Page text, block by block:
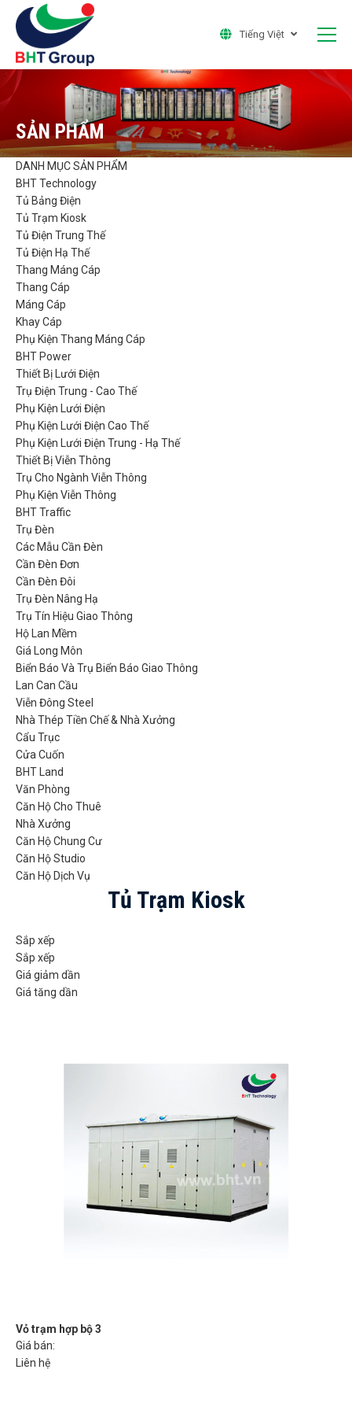
Tiếng Việt
SẢN PHẨM
DANH MỤC SẢN PHẨM
BHT Technology
Tủ Bảng Điện
Tủ Trạm Kiosk
Tủ Điện Trung Thế
Tủ Điện Hạ Thế
Thang Máng Cáp
Thang Cáp
Máng Cáp
Khay Cáp
Phụ Kiện Thang Máng Cáp
BHT Power
Thiết Bị Lưới Điện
Trụ Điện Trung - Cao Thế
Phụ Kiện Lưới Điện
Phụ Kiện Lưới Điện Cao Thế
Phụ Kiện Lưới Điện Trung - Hạ Thế
Thiết Bị Viễn Thông
Trụ Cho Ngành Viễn Thông
Phụ Kiện Viễn Thông
BHT Traffic
Trụ Đèn
Các Mẫu Cần Đèn
Cần Đèn Đơn
Cần Đèn Đôi
Trụ Đèn Nâng Hạ
Trụ Tín Hiệu Giao Thông
Hộ Lan Mềm
Giá Long Môn
Biển Báo Và Trụ Biển Báo Giao Thông
Lan Can Cầu
Viễn Đông Steel
Nhà Thép Tiền Chế & Nhà Xưởng
Cẩu Trục
Cửa Cuốn
BHT Land
Văn Phòng
Căn Hộ Cho Thuê
Nhà Xưởng
Căn Hộ Chung Cư
Căn Hộ Studio
Căn Hộ Dịch Vụ
Tủ Trạm Kiosk
Sắp xếp
Sắp xếp
Giá giảm dần
Giá tăng dần
Vỏ trạm hợp bộ 3
Giá bán:
Liên hệ